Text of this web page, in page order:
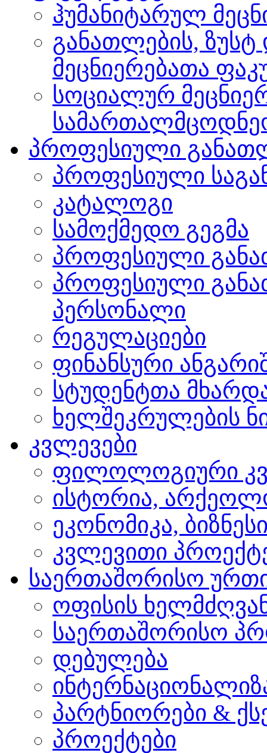
ჰუმანიტარულ
განათლების, ზუსტ
მეცნიერებათა
სოციალურ
პროფესიული
პროფესიული
კატალოგი
სამოქმედო გეგმა
პროფესიული
პროფესიული
პერსონალი
რეგულაციები
ფინანსური
სტუდენტთა
ხელშეკრულების
კვლევები
ფილოლოგიური
ისტორია,
ეკონომიკა,
კვლევითი
საერთაშორისო
ოფისის
საერთაშორისო
დებულება
პარტნიორები &
პროექტები